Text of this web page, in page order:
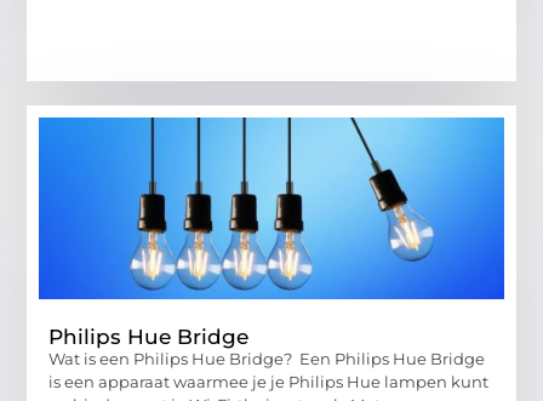
Philips Hue Bridge
Wat is een Philips Hue Bridge? Een Philips Hue Bridge
is een apparaat waarmee je je Philips Hue lampen kunt